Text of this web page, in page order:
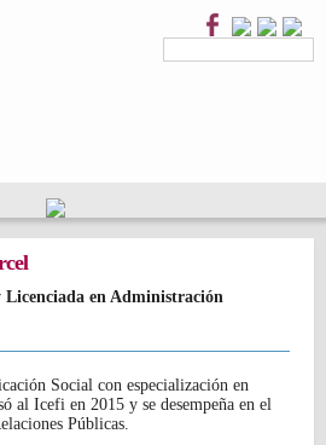
Formulario
Licenciada en Administración
Social con especialización en
al Icefi en 2015 y se desempeña en el
Públicas.